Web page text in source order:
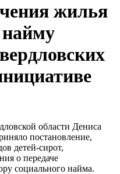
жилья
области Дениса
постановление,
детей-сирот,
о передаче
социального найма.